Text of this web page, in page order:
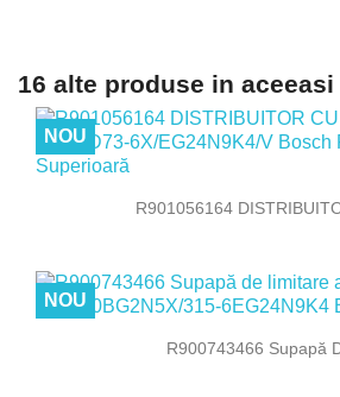
16 alte produse in
R901056164
NOU
R900743466 Supapă
NOU